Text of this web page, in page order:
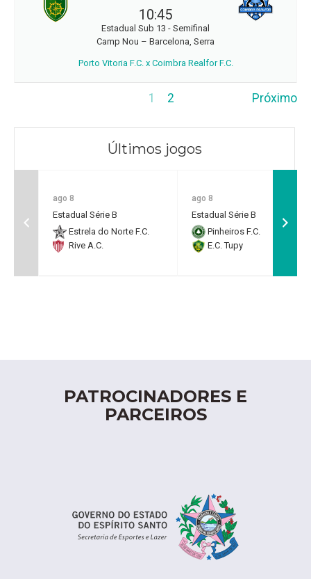
10:45
Estadual Sub 13 - Semifinal
Camp Nou – Barcelona, Serra
Porto Vitoria F.C. x Coimbra Realfor F.C.
1 2 Próximo
Últimos jogos
ago 8
Estadual Série B
Estrela do Norte F.C.
Rive A.C.
ago 8
Estadual Série B
Pinheiros F.C.
E.C. Tupy
PATROCINADORES E
PARCEIROS